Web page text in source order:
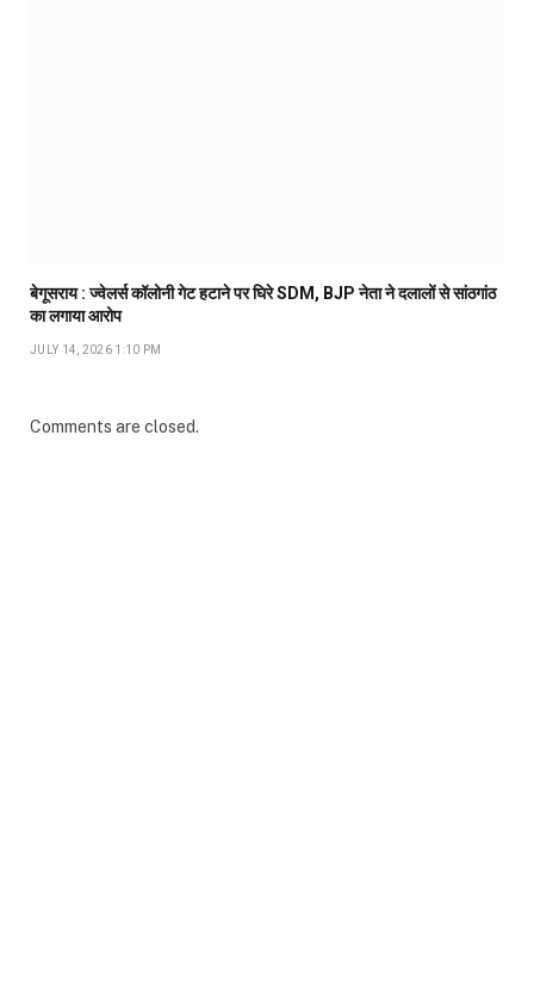
बेगूसराय : ज्वेलर्स कॉलोनी गेट हटाने पर घिरे SDM, BJP नेता ने दलालों से सांठगांठ
का लगाया आरोप
JULY 14, 2026 1:10 PM
Comments are closed.